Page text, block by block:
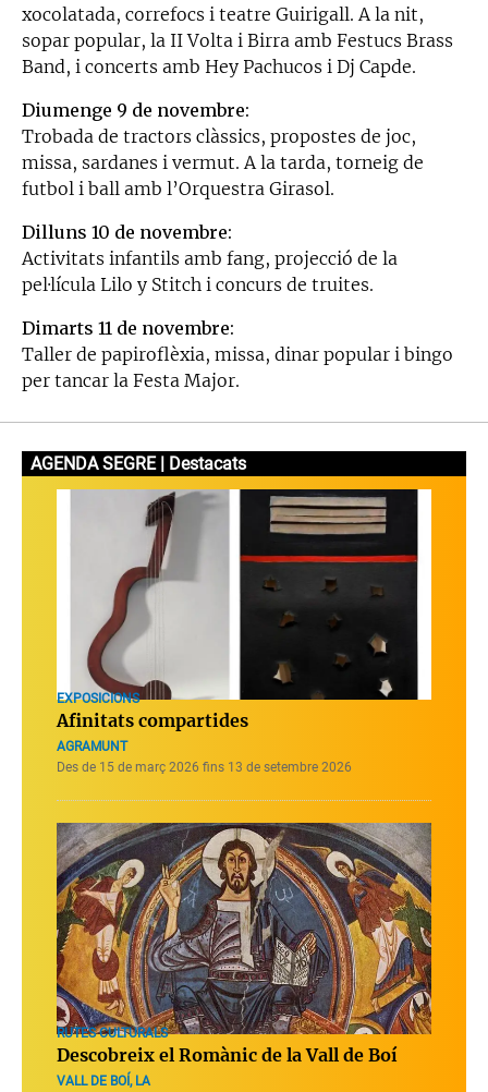
xocolatada, correfocs i teatre Guirigall. A la nit,
sopar popular, la II Volta i Birra amb Festucs Brass
Band, i concerts amb Hey Pachucos i Dj Capde.
Diumenge 9 de novembre:
Trobada de tractors clàssics, propostes de joc,
missa, sardanes i vermut. A la tarda, torneig de
futbol i ball amb l’Orquestra Girasol.
Dilluns 10 de novembre:
Activitats infantils amb fang, projecció de la
pel·lícula Lilo y Stitch i concurs de truites.
Dimarts 11 de novembre:
Taller de papiroflèxia, missa, dinar popular i bingo
per tancar la Festa Major.
AGENDA SEGRE | Destacats
EXPOSICIONS
Afinitats compartides
AGRAMUNT
Des de 15 de març 2026 fins 13 de setembre 2026
RUTES CULTURALS
Descobreix el Romànic de la Vall de Boí
VALL DE BOÍ, LA